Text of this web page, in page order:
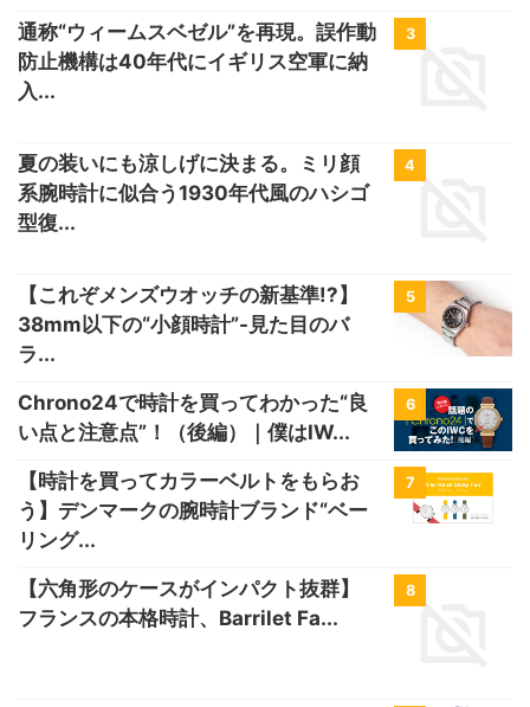
3
通称“ウィームスベゼル”を再現。誤作動
防止機構は40年代にイギリス空軍に納
入...
4
夏の装いにも涼しげに決まる。ミリ顔
系腕時計に似合う1930年代風のハシゴ
型復...
5
【これぞメンズウオッチの新基準!?】
38mm以下の“小顔時計”-見た目のバ
ラ...
6
Chrono24で時計を買ってわかった“良
い点と注意点”！（後編）｜僕はIW...
7
【時計を買ってカラーベルトをもらお
う】デンマークの腕時計ブランド“ベー
リング...
8
【六角形のケースがインパクト抜群】
フランスの本格時計、Barrilet Fa...